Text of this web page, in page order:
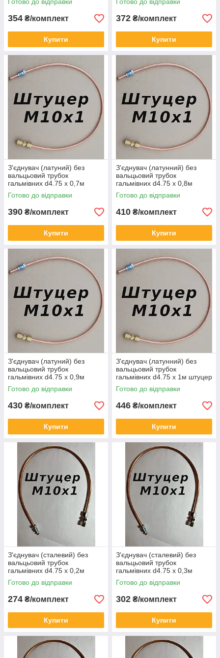
354 ₴/комплект
Купити
372 ₴/комплект
Купити
З'єднувач (латуний) без
вальцьовий трубок
гальмівних d4.75 х 0,7м
штуцер М10х1
Готово до відправки
390 ₴/комплект
Купити
З'єднувач (латунний) без
вальцьовий трубок
гальмівних d4.75 х 0,8м
штуцер М10х1
Готово до відправки
410 ₴/комплект
Купити
З'єднувач (латуний) без
вальцьовий трубок
гальмівних d4.75 х 0,9м
штуцер М10х1
Готово до відправки
430 ₴/комплект
Купити
З'єднувач (латунний) без
вальцьовий трубок
гальмівних d4.75 х 1м штуцер
М10х1
Готово до відправки
446 ₴/комплект
Купити
З'єднувач (сталевий) без
вальцьовий трубок
гальмівних d4.75 х 0,2м
штуцер М10х1
Готово до відправки
274 ₴/комплект
Купити
З'єднувач (сталевий) без
вальцьовий трубок
гальмівних d4.75 х 0,3м
штуцер М10х1
Готово до відправки
302 ₴/комплект
Купити